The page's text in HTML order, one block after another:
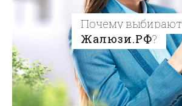
Почему выбирают
Жалюзи.РФ?